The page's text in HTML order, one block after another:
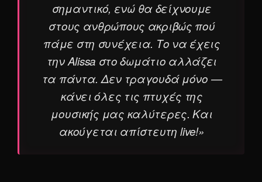
σημαντικό, ενώ θα δείχνουμε
στους ανθρώπους ακριβώς πού
πάμε στη συνέχεια. Το να έχεις
την Alissa στο δωμάτιο αλλάζει
τα πάντα. Δεν τραγουδά μόνο —
κάνει όλες τις πτυχές της
μουσικής μας καλύτερες. Και
ακούγεται απίστευτη live!»